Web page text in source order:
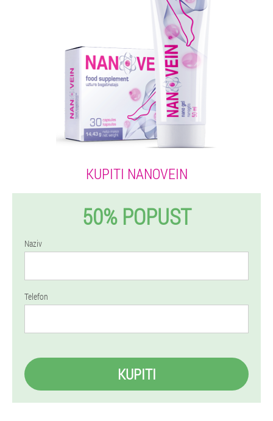
KUPITI NANOVEIN
50% POPUST
Naziv
Telefon
KUPITI